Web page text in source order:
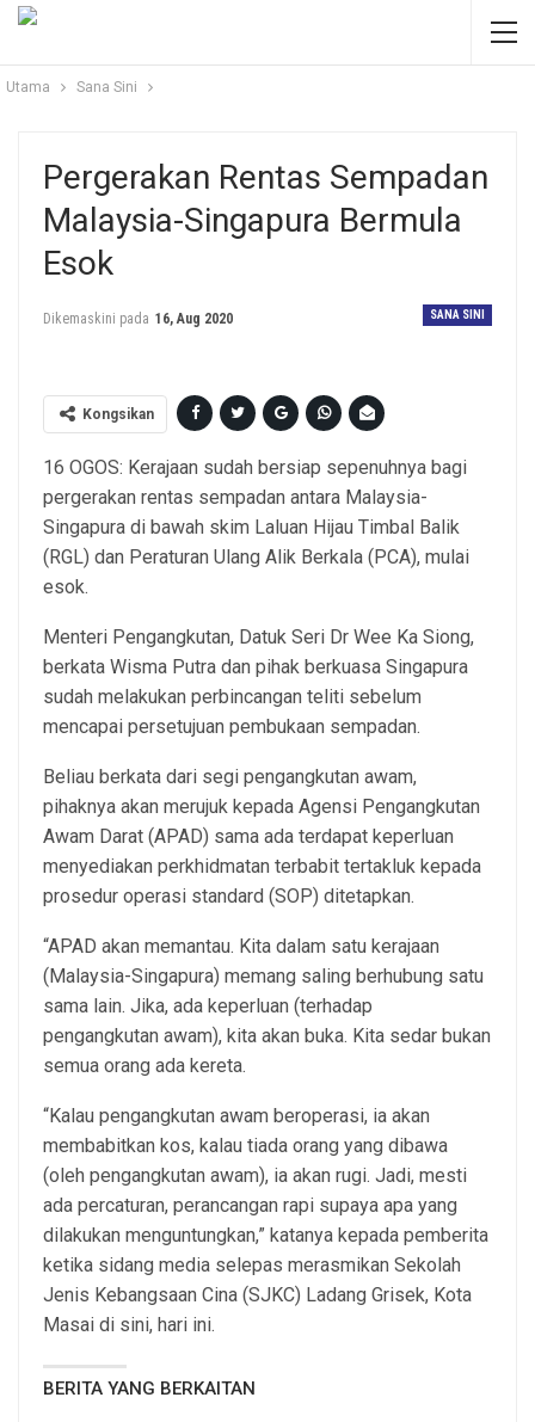
Utama Sana Sini
Pergerakan Rentas Sempadan
Malaysia-Singapura Bermula
Esok
SANA SINI
Dikemaskini pada 16, Aug 2020
Kongsikan
16 OGOS: Kerajaan sudah bersiap sepenuhnya bagi
pergerakan rentas sempadan antara Malaysia-
Singapura di bawah skim Laluan Hijau Timbal Balik
(RGL) dan Peraturan Ulang Alik Berkala (PCA), mulai
esok.
Menteri Pengangkutan, Datuk Seri Dr Wee Ka Siong,
berkata Wisma Putra dan pihak berkuasa Singapura
sudah melakukan perbincangan teliti sebelum
mencapai persetujuan pembukaan sempadan.
Beliau berkata dari segi pengangkutan awam,
pihaknya akan merujuk kepada Agensi Pengangkutan
Awam Darat (APAD) sama ada terdapat keperluan
menyediakan perkhidmatan terbabit tertakluk kepada
prosedur operasi standard (SOP) ditetapkan.
“APAD akan memantau. Kita dalam satu kerajaan
(Malaysia-Singapura) memang saling berhubung satu
sama lain. Jika, ada keperluan (terhadap
pengangkutan awam), kita akan buka. Kita sedar bukan
semua orang ada kereta.
“Kalau pengangkutan awam beroperasi, ia akan
membabitkan kos, kalau tiada orang yang dibawa
(oleh pengangkutan awam), ia akan rugi. Jadi, mesti
ada percaturan, perancangan rapi supaya apa yang
dilakukan menguntungkan,” katanya kepada pemberita
ketika sidang media selepas merasmikan Sekolah
Jenis Kebangsaan Cina (SJKC) Ladang Grisek, Kota
Masai di sini, hari ini.
BERITA YANG BERKAITAN